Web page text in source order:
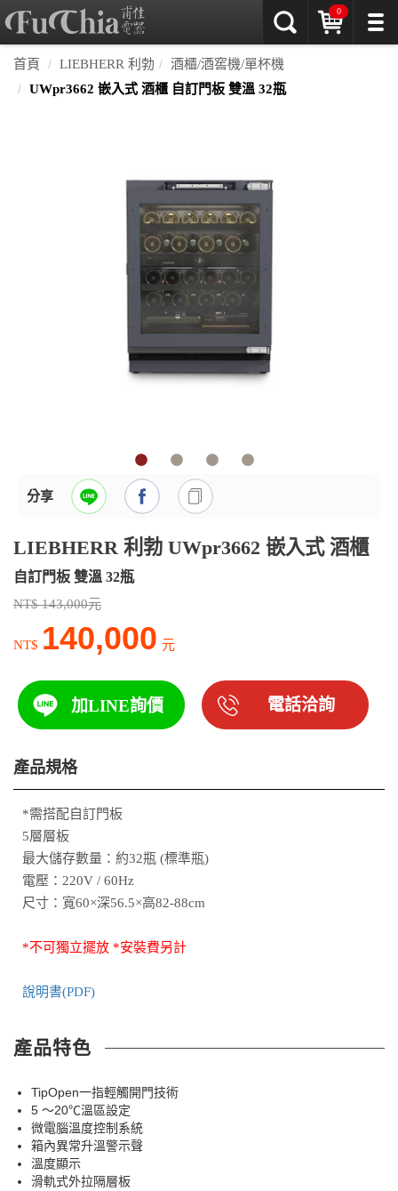
0
首頁 LIEBHERR 利勃
酒櫃/酒窖機/單杯機
UWpr3662 嵌入式 酒櫃 自訂門板 雙溫 32瓶
分享
LIEBHERR 利勃 UWpr3662 嵌入式 酒櫃
自訂門板 雙溫 32瓶
NT$ 143,000元
NT$ 140,000 元
加LINE詢價 電話洽詢
產品規格
*需搭配自訂門板
5層層板
最大儲存數量：約32瓶 (標準瓶)
電壓：220V / 60Hz
尺寸：寬60×深56.5×高82-88cm
*不可獨立擺放 *安裝費另計
說明書(PDF)
產品特色
TipOpen一指輕觸開門技術
5 ～20℃溫區設定
微電腦溫度控制系統
箱內異常升溫警示聲
溫度顯示
滑軌式外拉隔層板